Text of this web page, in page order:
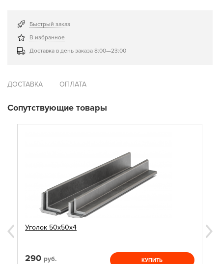
Быстрый заказ
В избранное
Доставка в день заказа 8:00—23:00
ДОСТАВКА ОПЛАТА
Сопутствующие товары
Уголок 50х50х4
290 руб. КУПИТЬ